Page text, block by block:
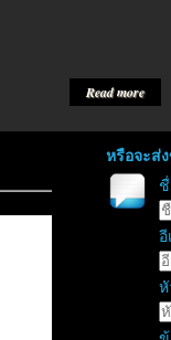
Read more
หรือจะส่
อี
หั